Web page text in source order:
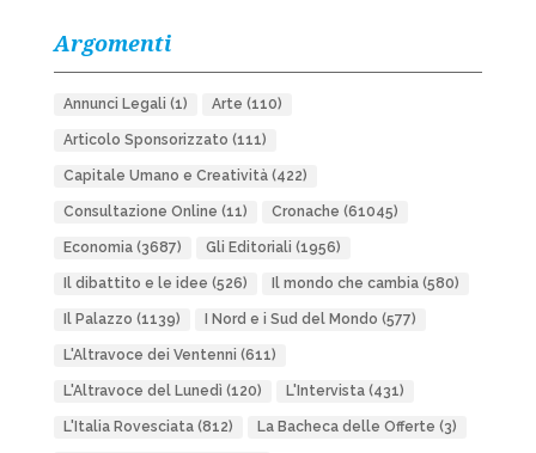
Argomenti
Annunci Legali (1) Arte (110)
Articolo Sponsorizzato (111)
Capitale Umano e Creatività(422)
Consultazione Online (11) Cronache (61045)
Economia(3687) Gli Editoriali (1956)
Il dibattito e le idee (526) Il mondo che cambia(580)
Il Palazzo (1139) I Nord e i Sud del Mondo (577)
L'Altravoce dei Ventenni (611)
L'Altravoce del Lunedì (120) L'Intervista(431)
L'Italia Rovesciata(812) La Bacheca delle Offerte (3)